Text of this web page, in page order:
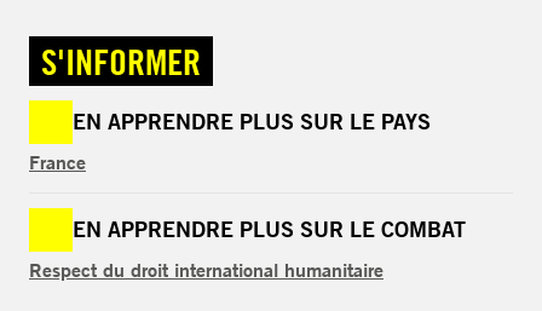
S'INFORMER
EN APPRENDRE PLUS SUR LE PAYS
France
EN APPRENDRE PLUS SUR LE COMBAT
Respect du droit international humanitaire